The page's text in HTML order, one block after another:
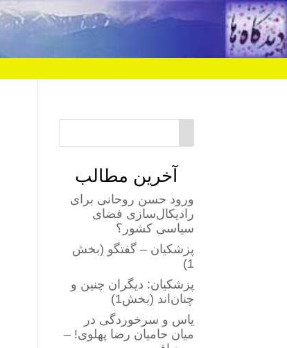
آخرین مطالب
ورود حسن روحانی برای
رادیکال‌سازی فضای
سیاسی کشور؟
پزشکیان – گفتگو (بخش
1)
پزشکیان: دیگران چنین و
چنان‌اند (بخش1)
یاس و سرخوردگی در
میان حامیان رضا پهلوی! –